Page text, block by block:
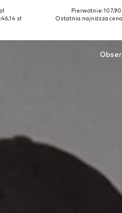
46,14 zł
Dostępne w różnych
Pierwotnie: 107,90
Ostatnia najniższa